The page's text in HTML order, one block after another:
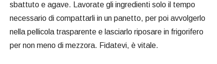
sbattuto e agave. Lavorate gli ingredienti solo il tempo
necessario di compattarli in un panetto, per poi avvolgerlo
nella pellicola trasparente e lasciarlo riposare in frigorifero
per non meno di mezzora. Fidatevi, è vitale.